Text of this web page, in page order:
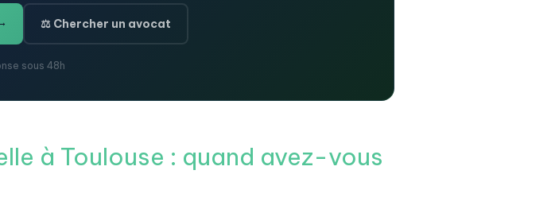
⚖️ Chercher un avocat
sous 48h
à Toulouse : quand avez-vous